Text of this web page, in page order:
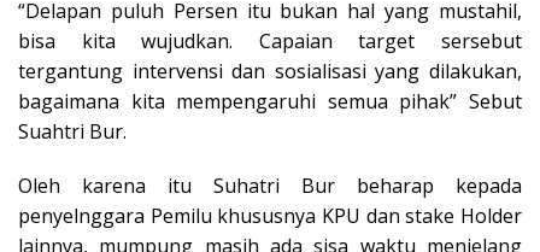
“Delapan puluh Persen itu bukan hal yang mustahil,
bisa kita wujudkan. Capaian target sersebut
tergantung intervensi dan sosialisasi yang dilakukan,
bagaimana kita mempengaruhi semua pihak” Sebut
Suahtri Bur.
Oleh karena itu Suhatri Bur beharap kepada
penyelnggara Pemilu khususnya KPU dan stake Holder
lainnya, mumpung masih ada sisa waktu menjelang